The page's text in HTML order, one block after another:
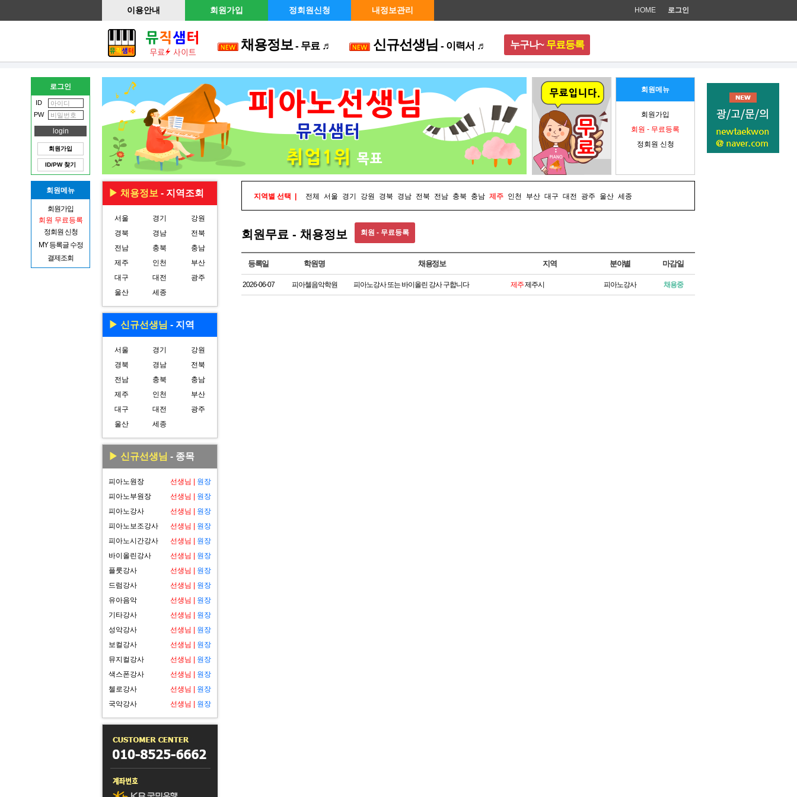
로그인
HOME
이용안내 회원가입 정회원신청 내정보관리
채용정보- 무료 ♬ 신규선생님 - 이력서 ♬ 누구나~ 무료등록
회원메뉴
회원가입
회원 - 무료등록
정회원 신청
▶ 채용정보 - 지역조회
서울 경기
강원
경북
경남
전북
전남
충북
충남
제주
인천
부산
대구
대전
광주
울산
세종
▶ 신규선생님 - 지역
서울 경기
강원
경북
경남
전북
전남
충북
충남
제주
인천
부산
대구
대전
광주
울산
세종
▶ 신규선생님 - 종목
피아노원장 선생님
원장
피아노부원장
선생님
원장
피아노강사
선생님
원장
피아노보조강사
선생님
원장
피아노시간강사
선생님
원장
바이올린강사
선생님
원장
플룻강사
선생님
원장
드럼강사
선생님
원장
유아음악
선생님
원장
기타강사
선생님
원장
성악강사
선생님
원장
보컬강사
선생님
원장
뮤지컬강사
선생님
원장
색스폰강사
선생님
원장
첼로강사
선생님
원장
국악강사
선생님 원장
지역별 선택 | 전체 서울 경기 강원 경북 경남 전북 전남 충북 충남 제주 인천 부산 대구 대전 광주 울산 세종
회원무료 - 채용정보 회원 - 무료등록
등록일 학원명 채용정보 지역 분야별 마감일
2026-06-07 피아첼음악학원 피아노강사 또는 바이올린 강사 구합니다 제주제주시 피아노강사 채용중
로그인
ID
PW
회원가입
ID/PW 찾기
회원메뉴
회원가입
회원 무료등록
정회원 신청
MY 등록글 수정
결제조회